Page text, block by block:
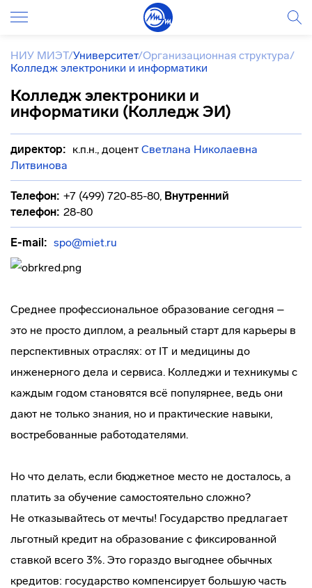
НИУ МИЭТ/Университет/Организационная структура/
Колледж электроники и информатики
Колледж электроники и
информатики (Колледж ЭИ)
директор: к.п.н., доцент Светлана Николаевна
Литвинова
Телефон: +7 (499) 720-85-80, Внутренний
телефон: 28-80
E-mail: spo@miet.ru
Среднее профессиональное образование сегодня –
это не просто диплом, а реальный старт для карьеры в
перспективных отраслях: от IT и медицины до
инженерного дела и сервиса. Колледжи и техникумы с
каждым годом становятся всё популярнее, ведь они
дают не только знания, но и практические навыки,
востребованные работодателями.
Но что делать, если бюджетное место не досталось, а
платить за обучение самостоятельно сложно?
Не отказывайтесь от мечты! Государство предлагает
льготный кредит на образование с фиксированной
ставкой всего 3%. Это гораздо выгоднее обычных
кредитов: государство компенсирует большую часть